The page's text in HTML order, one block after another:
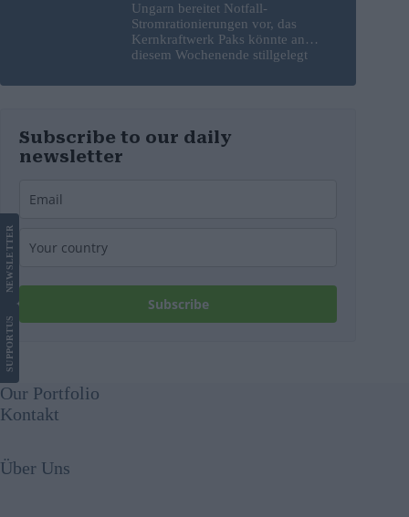
Ungarn bereitet Notfall-
Stromrationierungen vor, das
Kernkraftwerk Paks könnte an
diesem Wochenende stillgelegt
Subscribe to our daily
newsletter
Subscribe
SUPPORT
US
NEWS
LETTER
Our Portfolio
Kontakt
Über Uns